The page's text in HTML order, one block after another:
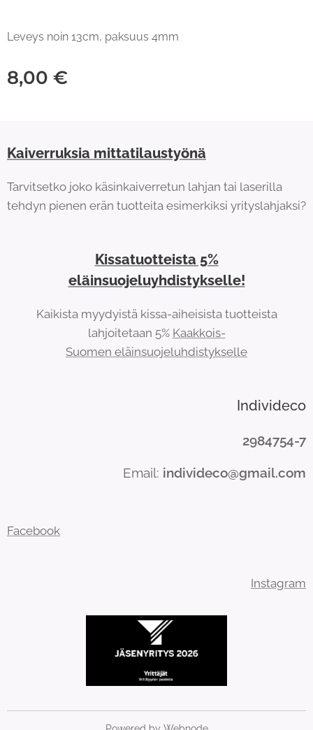
Leveys noin 13cm, paksuus 4mm
8,00 €
Kaiverruksia mittatilaustyönä
Tarvitsetko joko käsinkaiverretun lahjan tai laserilla
tehdyn pienen erän tuotteita esimerkiksi yrityslahjaksi?
Kissatuotteista 5%
eläinsuojeluyhdistykselle!
Kaikista myydyistä kissa-aiheisista tuotteista
lahjoitetaan 5% Kaakkois-
Suomen eläinsuojeluhdistykselle
Individeco
2984754-7
Email: individeco@gmail.com
Facebook
Instagram